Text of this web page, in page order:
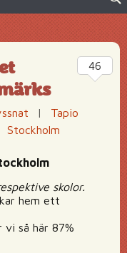
|
Tapio
Stockholm
skolor.
hem ett
så här 87%
46